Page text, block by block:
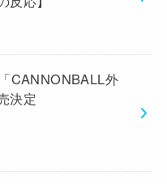
CANNONBALL外
決定